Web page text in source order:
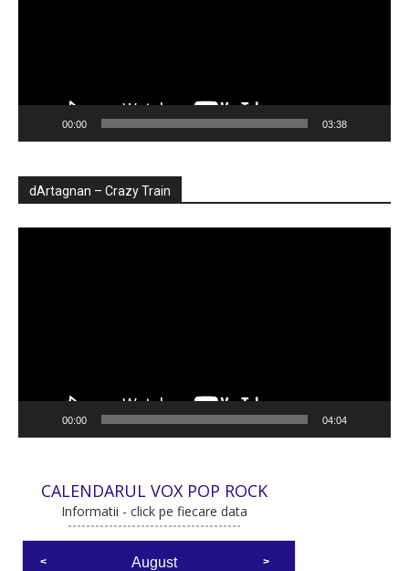
00:00 03:38
dArtagnan – Crazy Train
00:00 04:04
CALENDARUL VOX POP ROCK
Informatii - click pe fiecare data
August